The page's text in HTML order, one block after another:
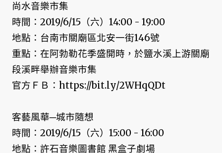
尚水音樂市集
時間：2019/6/15（六）14:00 - 19:00
地點：台南市關廟區北安一街146號
重點：在阿勃勒花季盛開時，於鹽水溪上游關廟
段溪畔舉辦音樂市集
官方ＦＢ：https://bit.ly/2WHqQDt
客藝風華─城市隨想
時間：2019/6/15（六）15:00 - 16:00
地點：許石音樂圖書館 黑盒子劇場